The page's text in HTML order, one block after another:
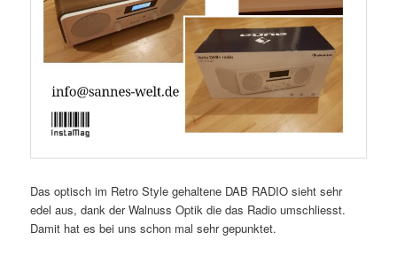
Das optisch im Retro Style gehaltene DAB RADIO sieht sehr
edel aus, dank der Walnuss Optik die das Radio umschliesst.
Damit hat es bei uns schon mal sehr gepunktet.